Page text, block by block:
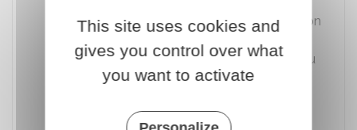
pour chacune d'elles. Cette augmentation
exceptionnelle, sur demande motivée du
médecin désigné par la CDAPH
déroulement des épreuves (conditions
This site uses cookies and
gives you control over what
you want to activate